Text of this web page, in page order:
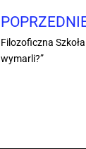
Filozoficzna
wymarli?”